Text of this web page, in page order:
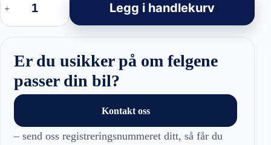
BMW
felger
5X120
Legg i handlekurv
Er du usikker på om felgene
passer din bil?
Kontakt oss
– send oss registreringsnummeret ditt, så får du